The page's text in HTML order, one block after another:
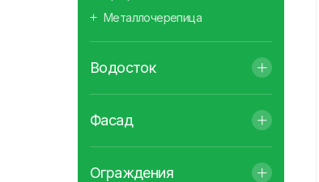
Металлочерепица
Водосток
Фасад
Ограждения